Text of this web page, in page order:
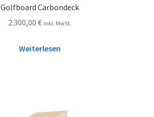
Golfboard Carbondeck
2.300,00 € inkl. MwSt.
Weiterlesen